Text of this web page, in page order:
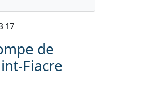
17
de
Fiacre